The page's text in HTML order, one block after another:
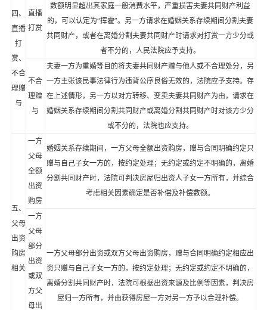
四、
直播
打
赏、
不合
理赠
与
直播
打赏
数额明显超出其家庭一般消费水平，严重损害夫妻共同财产利益
的，可以认定为“挥霍”。另一方请求在婚姻关系存续期间分割夫妻
共同财产，或者在离婚分割夫妻共同财产时请求对打赏一方少分或
者不分的，人民法院应予支持。
不合
理赠
与
夫妻一方为重婚等目的将夫妻共同财产赠与他人或不合理处分，另
一方主张该民事法律行为违背公序良俗无效的，法院应予支持。存
在上述情形，另一方以对方转移、变卖夫妻共同财产为由，请求在
婚姻关系存续期间分割共同财产或离婚分割共同财产时对该方少分
或不分的，法院也应支持。
五、
父母
出资
购房
相关
一方
父母
全额
出资
购房
婚姻关系存续期间，一方父母全额出资购房，赠与合同明确约定只
赠与自己子女一方的，按约定处理；无约定或约定不明确的，离婚
分割共同财产时，法院可判决房屋归出资人子女一方所有，并综合
考虑相关因素确定是否补偿及补偿数额。
一方
父母
部分
出资
或双
方父
母出
一方父母部分出资或双方父母出资购房，赠与合同明确约定相应出
资只赠与自己子女一方的，按约定处理；无约定或约定不明确的，
离婚分割共同财产时，法院可根据出资来源及比例等因素，判决房
屋归一方所有，并由获得房屋一方对另一方予以合理补偿。